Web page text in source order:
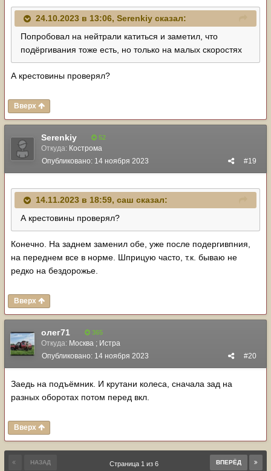
24.10.2023 в 13:06, Serenkiy сказал:
Попробовал на нейтрали катиться и заметил, что
подёргивания тоже есть, но только на малых скоростях
А крестовины проверял?
Вверх
Serenkiy 52
Откуда: Кострома
#19
Опубликовано: 14 ноября 2023
14.11.2023 в 18:59, саш сказал:
А крестовины проверял?
Конечно. На заднем заменил обе, уже после подергивпния,
на переднем все в норме. Шприцую часто, т.к. бываю не
редко на бездорожье.
Вверх
олег71 365
Откуда: Москва ; Истра
#20
Опубликовано: 14 ноября 2023
Заедь на подъёмник. И крутани колеса, сначала зад на
разных оборотах потом перед вкл.
Вверх
НАЗАД ВПЕРЁД
Страница 1 из 6